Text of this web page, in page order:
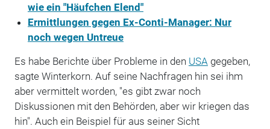
wie ein "Häufchen Elend"
Ermittlungen gegen Ex-Conti-Manager: Nur
noch wegen Untreue
Es habe Berichte über Probleme in den USA gegeben,
sagte Winterkorn. Auf seine Nachfragen hin sei ihm
aber vermittelt worden, "es gibt zwar noch
Diskussionen mit den Behörden, aber wir kriegen das
hin". Auch ein Beispiel für aus seiner Sicht